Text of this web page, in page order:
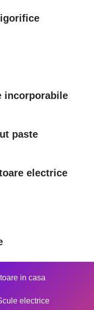
incorporabile
paste
electrice
in casa
electrice